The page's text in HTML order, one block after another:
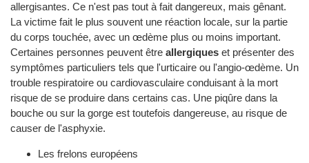
allergisantes. Ce n'est pas tout à fait dangereux, mais gênant.
La victime fait le plus souvent une réaction locale, sur la partie
du corps touchée, avec un œdème plus ou moins important.
Certaines personnes peuvent être allergiques et présenter des
symptômes particuliers tels que l'urticaire ou l'angio-œdème. Un
trouble respiratoire ou cardiovasculaire conduisant à la mort
risque de se produire dans certains cas. Une piqûre dans la
bouche ou sur la gorge est toutefois dangereuse, au risque de
causer de l'asphyxie.
Les frelons européens